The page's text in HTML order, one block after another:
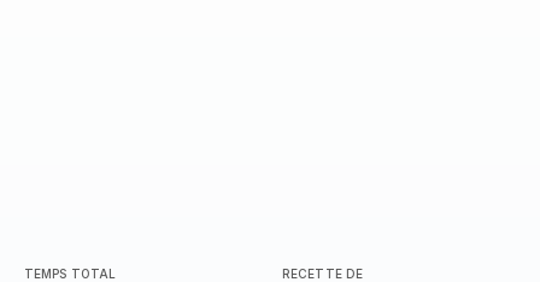
TEMPS TOTAL RECETTE DE